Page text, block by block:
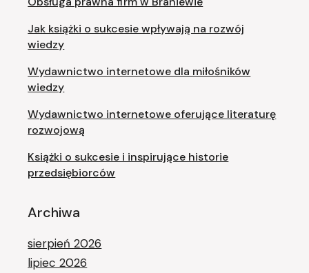
Jak książki o sukcesie wpływają na rozwój
wiedzy
Wydawnictwo internetowe dla miłośników
wiedzy
Wydawnictwo internetowe oferujące literaturę
rozwojową
Książki o sukcesie i inspirujące historie
przedsiębiorców
Archiwa
sierpień 2026
lipiec 2026